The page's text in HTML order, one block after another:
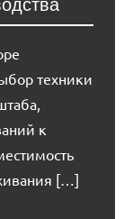
техники
к
[…]